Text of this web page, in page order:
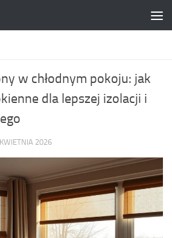
w chłodnym pokoju: jak
dla lepszej izolacji i
2026